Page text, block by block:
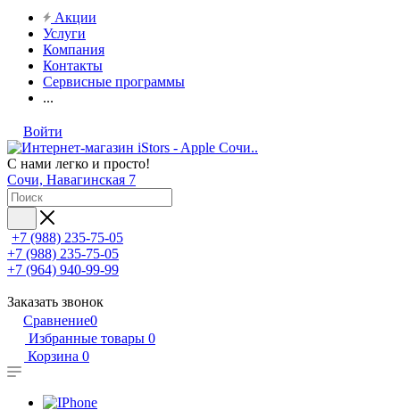
Акции
Услуги
Компания
Контакты
Сервисные программы
...
Войти
С нами легко и просто!
Сочи, Навагинская 7
+7 (988) 235-75-05
+7 (988) 235-75-05
+7 (964) 940-99-99
Заказать звонок
Сравнение0
Избранные товары 0
Корзина 0